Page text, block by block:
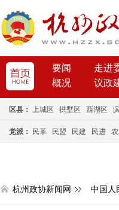
要闻 走进
概况
议政
区县： 上城区 拱墅区 西湖区
党派： 民革 民盟 民建 民进
杭州政协新闻网 中国人